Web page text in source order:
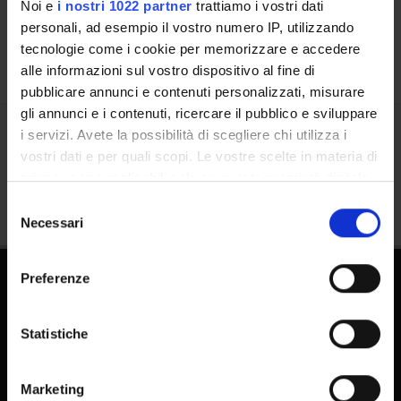
Noi e i nostri 1022 partner trattiamo i vostri dati
personali, ad esempio il vostro numero IP, utilizzando
tecnologie come i cookie per memorizzare e accedere
alle informazioni sul vostro dispositivo al fine di
pubblicare annunci e contenuti personalizzati, misurare
gli annunci e i contenuti, ricercare il pubblico e sviluppare
i servizi. Avete la possibilità di scegliere chi utilizza i
vostri dati e per quali scopi. Le vostre scelte in materia di
privacy sono applicabili solo su questa proprietà digitale
modificare o revocare il proprio consenso in qualsiasi
momento dalla Dichiarazione sui cookie o facendo clic
raccogliere informazioni sulla tua posizione
geografica, con un'approssimazione di qualche
Identificare il tuo dispositivo, scansionandolo
del
consenso
Necessari
Preferenze
Statistiche
Marketing
Share
FAQ - Frequently Asked Questions DSE